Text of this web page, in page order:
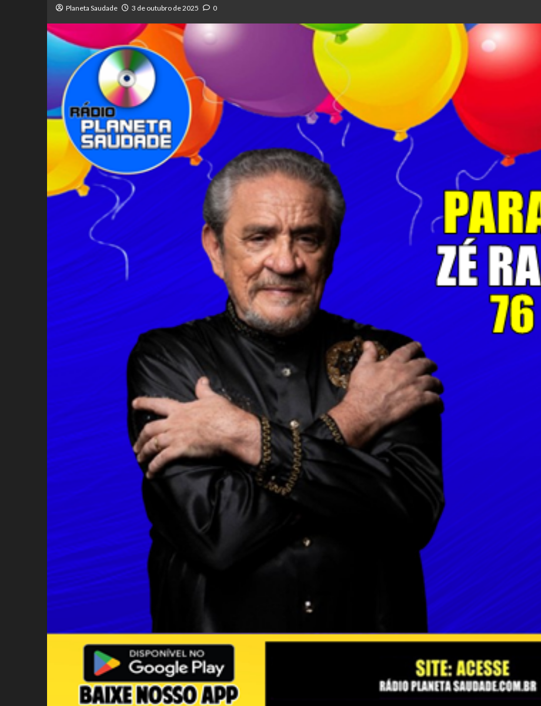
Planeta Saudade 3 de outubro de 2025 0